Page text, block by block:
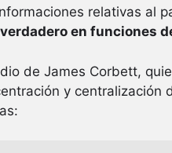
relativas al
en funciones
de James Corbett,
y